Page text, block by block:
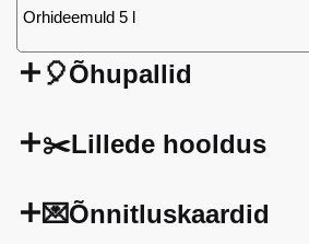
Orhideemuld 5 l
🎈Õhupallid
✂️Lillede hooldus
💌Õnnitluskaardid